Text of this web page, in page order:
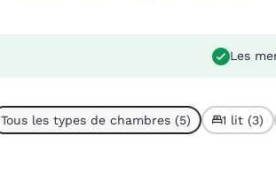
Les
Tous les types de chambres (5) 1 lit (3)